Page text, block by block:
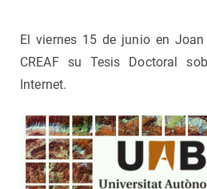
El viernes 15 de junio en
CREAF su Tesis Doctoral
Internet.